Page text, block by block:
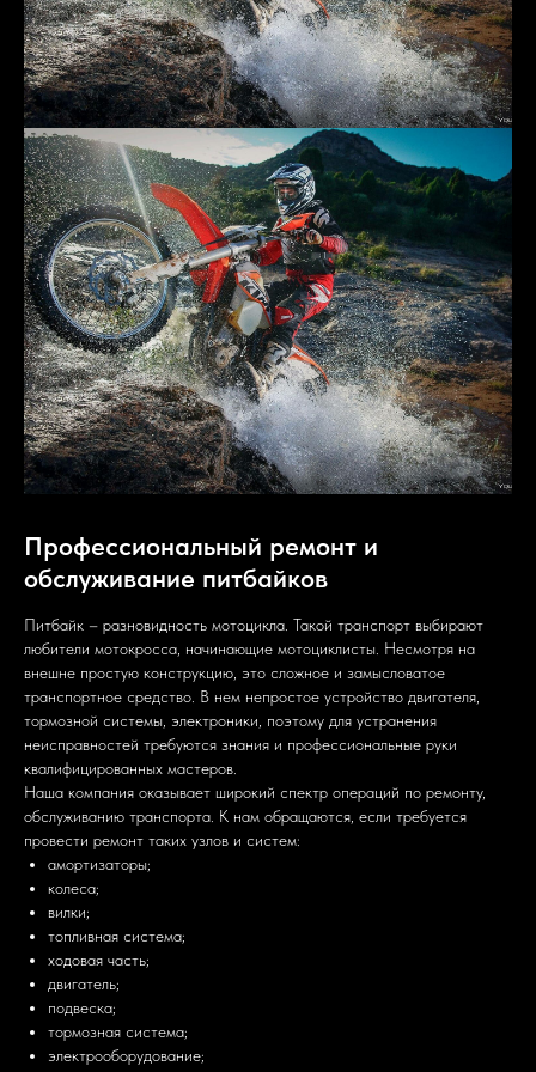
Профессиональный ремонт и
обслуживание питбайков
Питбайк – разновидность мотоцикла. Такой транспорт выбирают
любители мотокросса, начинающие мотоциклисты. Несмотря на
внешне простую конструкцию, это сложное и замысловатое
транспортное средство. В нем непростое устройство двигателя,
тормозной системы, электроники, поэтому для устранения
неисправностей требуются знания и профессиональные руки
квалифицированных мастеров.
Наша компания оказывает широкий спектр операций по ремонту,
обслуживанию транспорта. К нам обращаются, если требуется
провести ремонт таких узлов и систем:
амортизаторы;
колеса;
вилки;
топливная система;
ходовая часть;
двигатель;
подвеска;
тормозная система;
электрооборудование;